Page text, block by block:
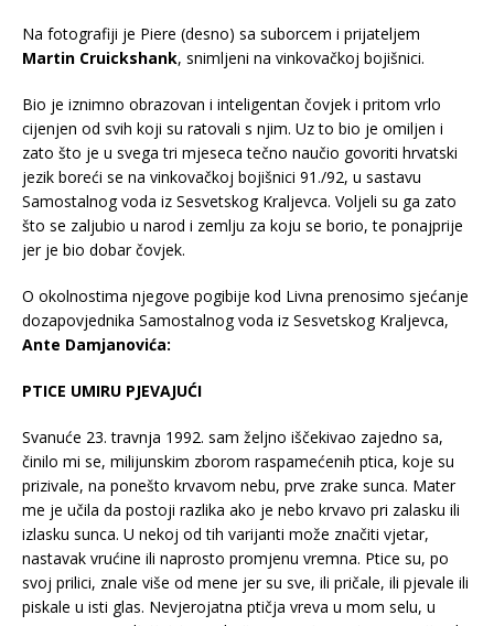
Na fotografiji je Piere (desno) sa suborcem i prijateljem
Martin Cruickshank, snimljeni na vinkovačkoj bojišnici.
Bio je iznimno obrazovan i inteligentan čovjek i pritom vrlo
cijenjen od svih koji su ratovali s njim. Uz to bio je omiljen i
zato što je u svega tri mjeseca tečno naučio govoriti hrvatski
jezik boreći se na vinkovačkoj bojišnici 91./92, u sastavu
Samostalnog voda iz Sesvetskog Kraljevca. Voljeli su ga zato
što se zaljubio u narod i zemlju za koju se borio, te ponajprije
jer je bio dobar čovjek.
O okolnostima njegove pogibije kod Livna prenosimo sjećanje
dozapovjednika Samostalnog voda iz Sesvetskog Kraljevca,
Ante Damjanovića:
PTICE UMIRU PJEVAJUĆI
Svanuće 23. travnja 1992. sam željno iščekivao zajedno sa,
činilo mi se, milijunskim zborom raspamećenih ptica, koje su
prizivale, na ponešto krvavom nebu, prve zrake sunca. Mater
me je učila da postoji razlika ako je nebo krvavo pri zalasku ili
izlasku sunca. U nekoj od tih varijanti može značiti vjetar,
nastavak vrućine ili naprosto promjenu vremna. Ptice su, po
svoj prilici, znale više od mene jer su sve, ili pričale, ili pjevale ili
piskale u isti glas. Nevjerojatna ptičja vreva u mom selu, u